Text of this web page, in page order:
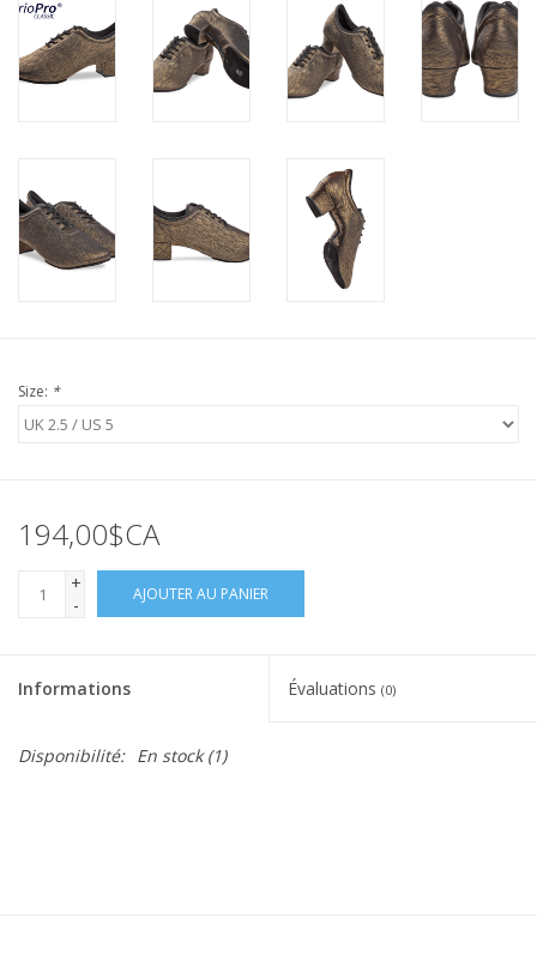
Size: *
194,00$CA
+
-
AJOUTER AU PANIER
Informations Évaluations (0)
Disponibilité: En stock(1)